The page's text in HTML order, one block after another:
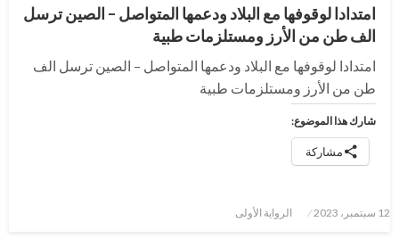
امتدادا لوقوفها مع البلاد ودعمها المتواصل – الصين ترسل
الف طن من الأرز ومستلزمات طبية
امتدادا لوقوفها مع البلاد ودعمها المتواصل – الصين ترسل الف
طن من الأرز ومستلزمات طبية
شارك هذا الموضوع:
مشاركة
نُشر
12 سبتمبر، 2023 الرواية الأولى